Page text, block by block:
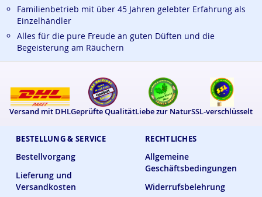
BESTELLUNG & SERVICE
Bestellvorgang
Lieferung und
Versandkosten
RECHTLICHES
Allgemeine
Geschäftsbedingungen
Widerrufsbelehrung
Familienbetrieb mit über 45 Jahren gelebter Erfahrung als
Einzelhändler
Alles für die pure Freude an guten Düften und die
Begeisterung am Räuchern
Versand mit DHLGeprüfte QualitätLiebe zur NaturSSL-verschlüsselt